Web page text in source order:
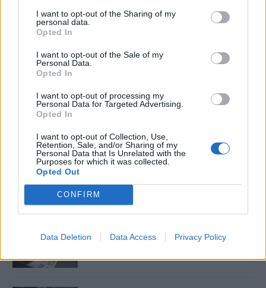
I want to opt-out of the Sharing of my
personal data.
Opted In
I want to opt-out of the Sale of my
Personal Data.
Opted In
I want to opt-out of processing my
Personal Data for Targeted Advertising.
Opted In
I want to opt-out of Collection, Use,
Retention, Sale, and/or Sharing of my
Personal Data that Is Unrelated with the
Purposes for which it was collected.
Opted Out
CONFIRM
Data Deletion Data Access Privacy Policy
γράμμα της Δωροθέας στην
δασκάλα της, λίγες μέρες πριν
“φύγει” από κεραυνό
ΤΕΛΕΥΤΑΙΕΣ ΕΙΔΗΣΕΙΣ
Συντάξεις Ιουνίου 2026: Τι θα ισχύσει; Πότε θα